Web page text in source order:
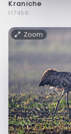
Kraniche
f17456
Zoom